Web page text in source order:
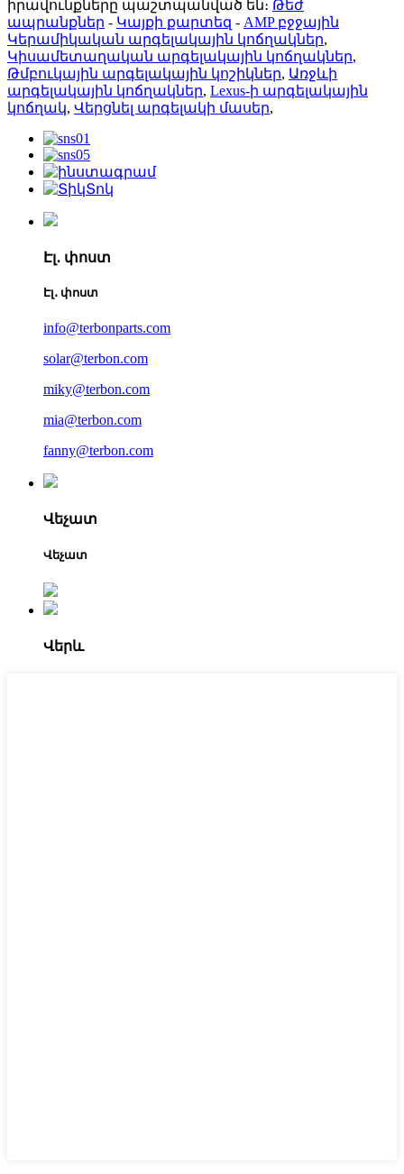
իրավունքները պաշտպանված են։ Թեժ
ապրանքներ - Կայքի քարտեզ - AMP բջջային
Կերամիկական արգելակային կոճղակներ,
Կիսամետաղական արգելակային կոճղակներ,
Թմբուկային արգելակային կոշիկներ, Առջևի
արգելակային կոճղակներ, Lexus-ի արգելակային
կոճղակ, Վերցնել արգելակի մասեր,
Էլ․ փոստ
Էլ․ փոստ
info@terbonparts.com
solar@terbon.com
miky@terbon.com
mia@terbon.com
fanny@terbon.com
Վեչատ
Վեչատ
Վերև